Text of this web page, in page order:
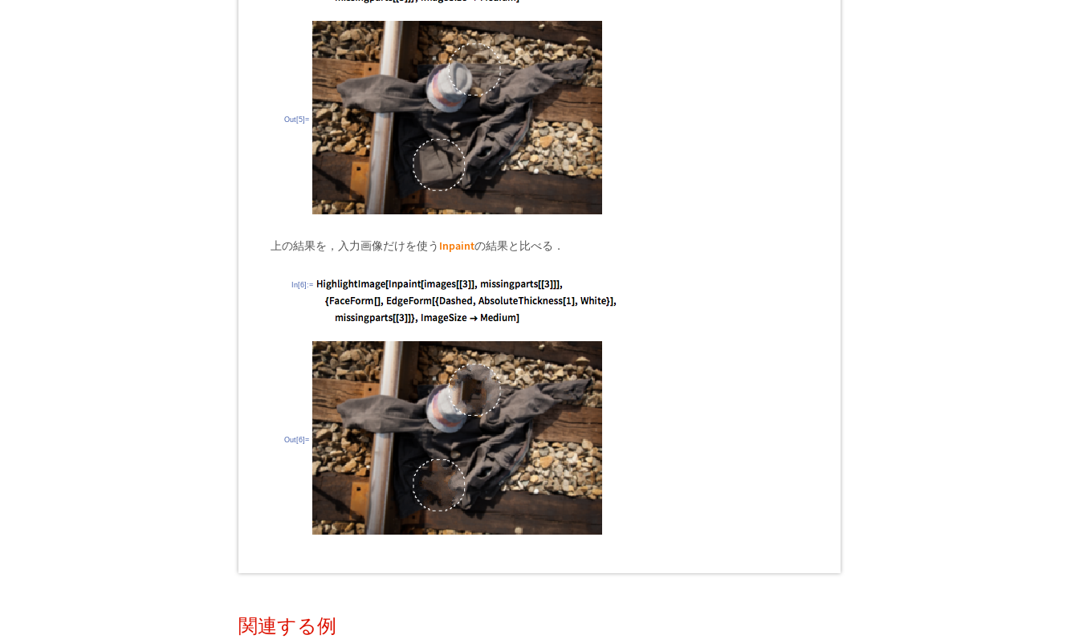
Out[5]=
上の結果を，入力画像だけを使う Inpaintの結果と比べる．
In[6]:=
Out[6]=
関連する例